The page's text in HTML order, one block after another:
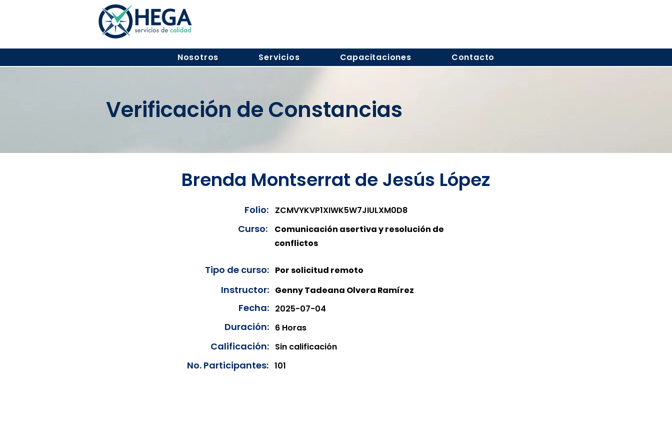
Nosotros Servicios Capacitaciones Contacto
Verificación de Constancias
Brenda Montserrat de Jesús López
Folio: ZCMVYKVP1XIWK5W7JIULXM0D8
Curso:
Comunicación asertiva y resolución de
conflictos
Tipo de curso: Por solicitud remoto
Instructor: Genny Tadeana Olvera Ramírez
Fecha: 2025-07-04
Duración: 6 Horas
Calificación: Sin calificación
No. Participantes: 101